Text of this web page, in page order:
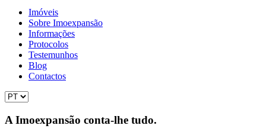
Imóveis
Sobre Imoexpansão
Informações
Protocolos
Testemunhos
Blog
Contactos
A Imoexpansão conta-lhe tudo.